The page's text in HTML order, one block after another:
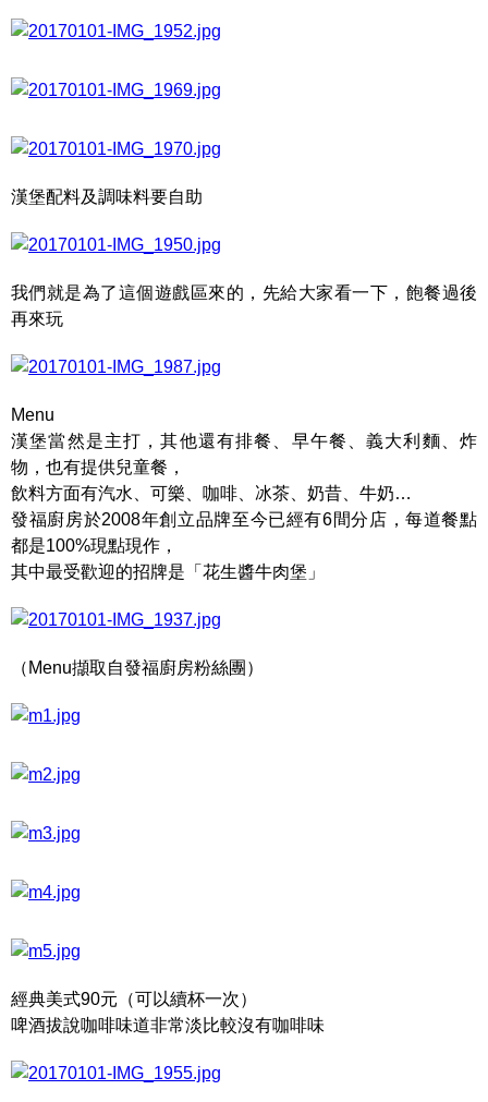
漢堡配料及調味料要自助
我們就是為了這個遊戲區來的，先給大家看一下，飽餐過後
再來玩
Menu
漢堡當然是主打，其他還有排餐、早午餐、義大利麵、炸
物，也有提供兒童餐，
飲料方面有汽水、可樂、咖啡、冰茶、奶昔、牛奶…
發福廚房於2008年創立品牌至今已經有6間分店，每道餐點
都是100%現點現作，
其中最受歡迎的招牌是「花生醬牛肉堡」
（Menu擷取自發福廚房粉絲團）
經典美式90元（可以續杯一次）
啤酒拔說咖啡味道非常淡比較沒有咖啡味